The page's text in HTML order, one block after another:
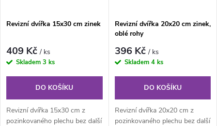
Revizní dvířka 15x30 cm zinek
409 Kč/ ks
Skladem 3 ks
DO KOŠÍKU
Revizní dvířka 15x30 cm z
pozinkovaného plechu bez další
Revizní dvířka 20x20 cm zinek,
oblé rohy
396 Kč/ ks
Skladem 4 ks
DO KOŠÍKU
Revizní dvířka 20x20 cm z
pozinkovaného plechu bez další